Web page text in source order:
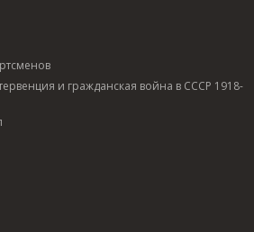
и гражданская война в СССР 1918-